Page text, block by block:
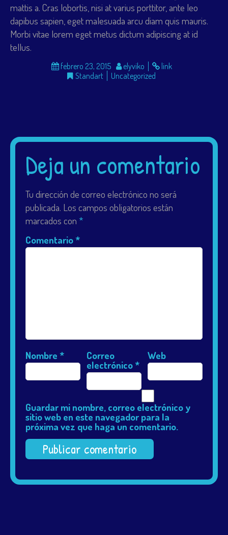
mattis a. Cras lobortis, nisi at varius porttitor, ante leo
dapibus sapien, eget malesuada arcu diam quis mauris.
Morbi vitae lorem eget metus dictum adipiscing at id
tellus.
febrero 23, 2015 elyviko
link
Standart
Uncategorized
Deja un comentario
Tu dirección de correo electrónico no será
publicada. Los campos obligatorios están
marcados con *
Comentario *
Nombre * Correo
electrónico *
Web
Guardar mi nombre, correo electrónico y
sitio web en este navegador para la
próxima vez que haga un comentario.